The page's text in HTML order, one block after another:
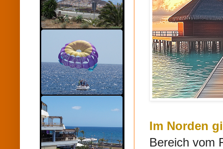
Im Norden
Bereich vom